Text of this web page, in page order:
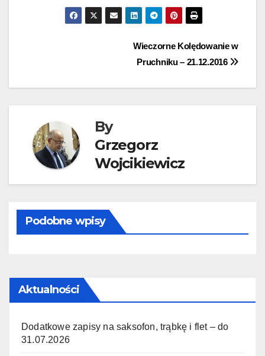
Wieczorne Kolędowanie w
Pruchniku – 21.12.2016
By
Grzegorz
Wojcikiewicz
Podobne wpisy
Aktualności
Dodatkowe zapisy na saksofon, trąbkę i flet – do
31.07.2026